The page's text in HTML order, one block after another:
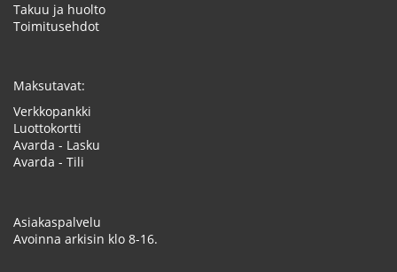
Takuu ja huolto
Toimitusehdot
Maksutavat:
Verkkopankki
Luottokortti
Avarda - Lasku
Avarda - Tili
Asiakaspalvelu
Avoinna arkisin klo 8-16.